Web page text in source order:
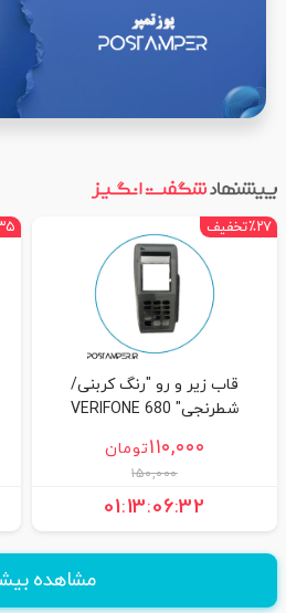
٪۲۷تخفیف
قاب زیر و رو "رنگ کربنی/
شطرنجی" VERIFONE 680
۱۱۰,۰۰۰تومان
۱۵۰,۰۰۰
01:13:06:31
مشاهده